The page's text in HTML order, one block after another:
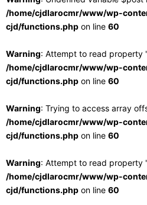
/home/cjdlarocmr/www/wp-
cjd/functions.php on line 60
Warning: Attempt to read property
/home/cjdlarocmr/www/wp-
cjd/functions.php on line 60
Warning: Trying to access array
/home/cjdlarocmr/www/wp-
cjd/functions.php on line 60
Warning: Attempt to read property
/home/cjdlarocmr/www/wp-
cjd/functions.php on line 60